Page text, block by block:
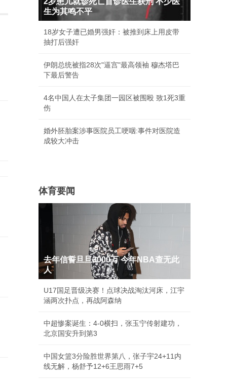
生为其鸣不平
18岁女子遭已婚男强奸：被推到床上用皮带
抽打后强奸
伊朗总统被指28次"逼宫"最高领袖 穆杰塔巴
下最后警告
4名中国人在太子集团一园区被围殴 致1死3重
伤
婚外胚胎案涉事医院员工哽咽:事件对医院造
成较大冲击
体育要闻
去年信誓旦旦3000万 今年NBA查无此
人
U17国足晋级决赛！点球决战淘汰河床，江宇
涵两次扑点，再战阿森纳
中超惨案诞生：4-0横扫，张玉宁传射建功，
北京国安升到第3
中国女篮3分险胜世界第八，张子宇24+11内
线无解，杨舒予12+6王思雨7+5